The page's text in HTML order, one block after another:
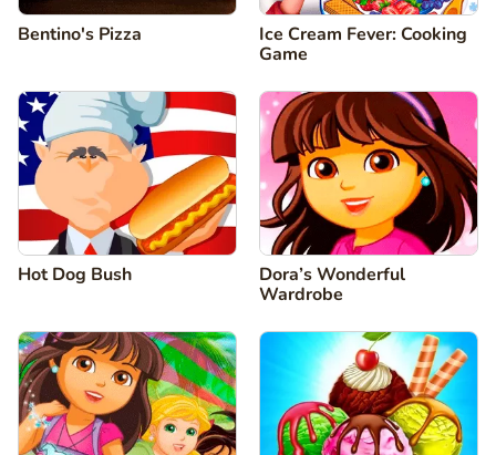
Bentino's Pizza
Ice Cream Fever: Cooking
Game
Hot Dog Bush
Dora’s Wonderful
Wardrobe